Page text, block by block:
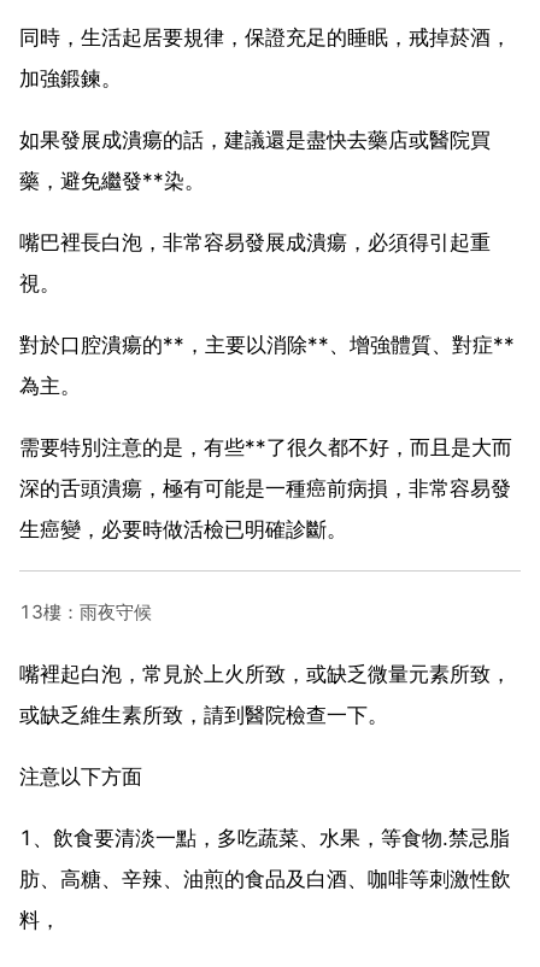
同時，生活起居要規律，保證充足的睡眠，戒掉菸酒，
加強鍛鍊。
如果發展成潰瘍的話，建議還是盡快去藥店或醫院買
藥，避免繼發**染。
嘴巴裡長白泡，非常容易發展成潰瘍，必須得引起重
視。
對於口腔潰瘍的**，主要以消除**、增強體質、對症**
為主。
需要特別注意的是，有些**了很久都不好，而且是大而
深的舌頭潰瘍，極有可能是一種癌前病損，非常容易發
生癌變，必要時做活檢已明確診斷。
13樓：雨夜守候
嘴裡起白泡，常見於上火所致，或缺乏微量元素所致，
或缺乏維生素所致，請到醫院檢查一下。
注意以下方面
1、飲食要清淡一點，多吃蔬菜、水果，等食物.禁忌脂
肪、高糖、辛辣、油煎的食品及白酒、咖啡等刺激性飲
料，